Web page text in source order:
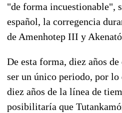
"de forma incuestionable",
español, la corregencia
de Amenhotep III y
De esta forma, diez años
ser un único periodo, por lo
diez años de la línea de
posibilitaría que